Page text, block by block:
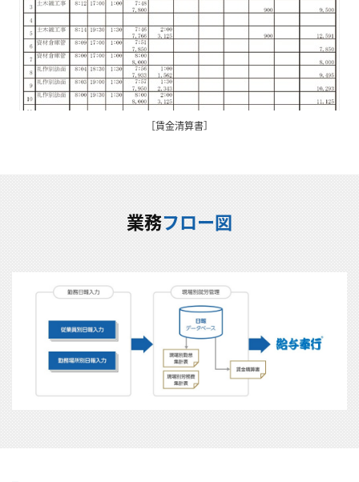
［賃金清算書］
業務フロー図